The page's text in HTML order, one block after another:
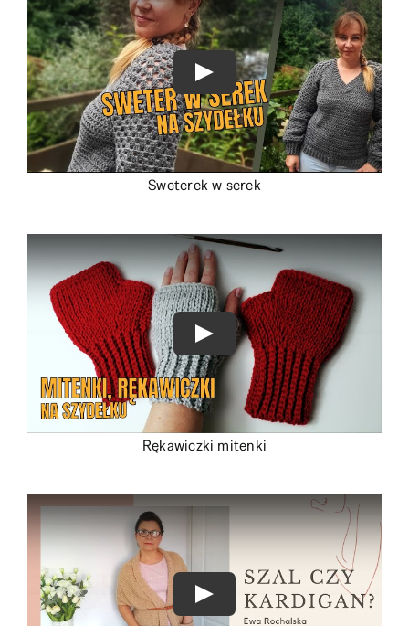
Sweterek w serek
Rękawiczki mitenki